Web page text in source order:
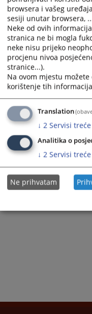
Prateći
Odluka o
browsera i vašeg
sesiji unutar browsera,
Neke od ovih
stranica ne bi mogla
neke nisu prijeko
procjenu nivoa
stranice...).
Na ovom mjestu
korištenje tih
Translation
↓ 2 Servisi
Analitika o
↓ 2 Servisi
Ne prihvatam